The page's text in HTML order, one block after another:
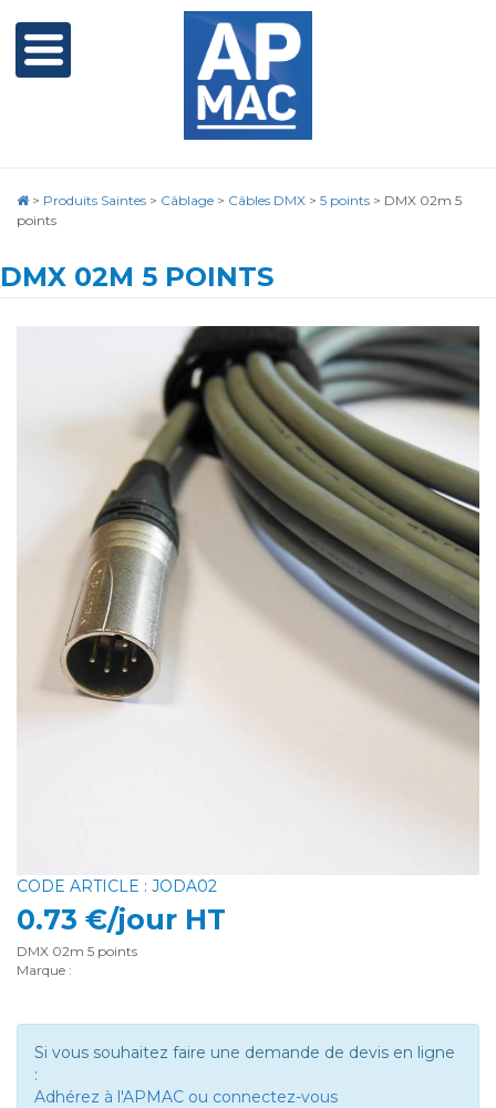
> Produits Saintes > Câblage > Câbles DMX > 5 points > DMX 02m 5
points
DMX 02M 5 POINTS
CODE ARTICLE : JODA02
0.73 €/jour HT
DMX 02m 5 points
Marque :
Si vous souhaitez faire une demande de devis en ligne
:
Adhérez à l'APMAC ou connectez-vous